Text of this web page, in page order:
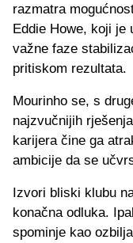
razmatra
Eddie Howe, koji je
važne faze
pritiskom rezultata.
Mourinho se, s
najzvučnijih
karijera čine ga
ambicije da se
Izvori bliski klubu
konačna odluka.
spominje kao